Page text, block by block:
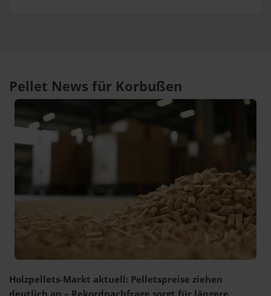
Pellet News für Korbußen
Holzpellets-Markt aktuell: Pelletspreise ziehen